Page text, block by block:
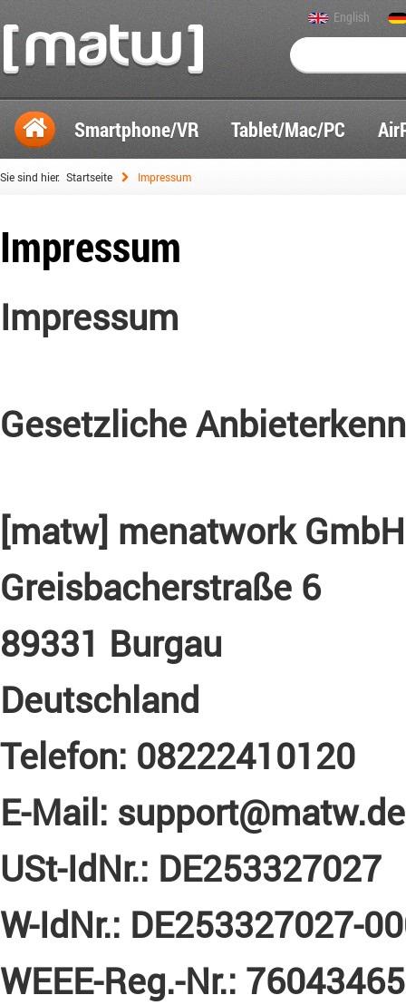
English
Smartphone/VR Tablet/Mac/PC
Sie sind hier: Startseite Impressum
Impressum
Impressum
Gesetzliche
[matw] menatwork
Greisbacherstraße 6
89331 Burgau
Deutschland
Telefon: 08222410120
E-Mail: support@matw.de
USt-IdNr.: DE253327027
W-IdNr.: DE253327027-
WEEE-Reg.-Nr.: 76043465